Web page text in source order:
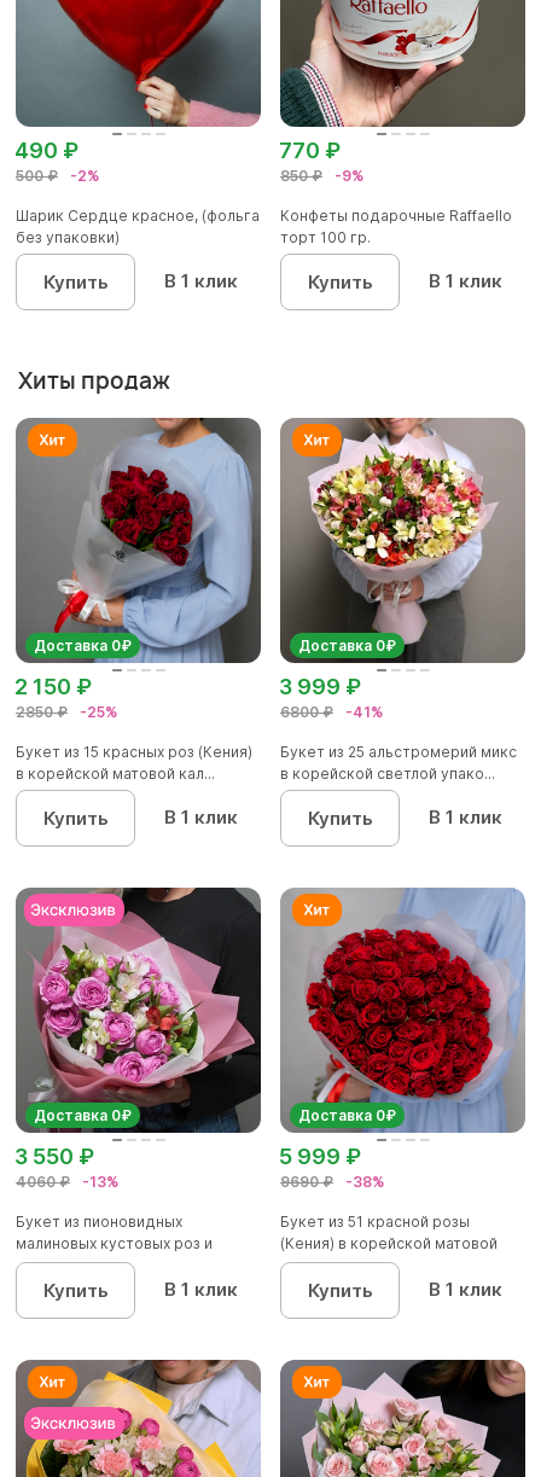
500 ₽ -2%
490 ₽
Шарик Сердце красное, (фольга
без упаковки)
Купить В 1 клик
850 ₽ -9%
770 ₽
Конфеты подарочные Raffaello
торт 100 гр.
Купить В 1 клик
Хиты продаж
Доставка 0₽
2850 ₽ -25%
2 150 ₽
Букет из 15 красных роз (Кения)
в корейской матовой кал...
Купить В 1 клик
Доставка 0₽
6800 ₽ -41%
3 999 ₽
Букет из 25 альстромерий микс
в корейской светлой упако...
Купить В 1 клик
Доставка 0₽
4060 ₽ -13%
3 550 ₽
Букет из пионовидных
малиновых кустовых роз и
альстроме...
Купить В 1 клик
Доставка 0₽
9690 ₽ -38%
5 999 ₽
Букет из 51 красной розы
(Кения) в корейской матовой
уп...
Купить В 1 клик